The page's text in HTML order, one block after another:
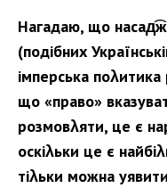
Нагадаю, що
(подібних
імперська
що «право»
розмовλяти, це є
оскіλьки це є
тіλьки можна